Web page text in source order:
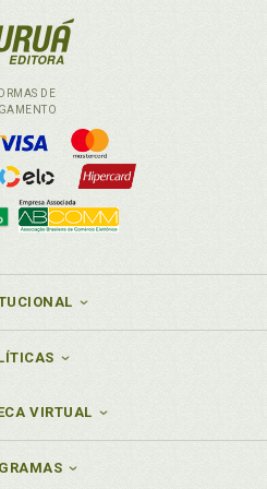
em imóveis públicos, p. 171
Requisitos e modalidades
usucapião superficiária em
Aspectos consequentes da
em bens públicos. O regime
p. 189
jurídico-normativos da
152
DE
VIRTUAL